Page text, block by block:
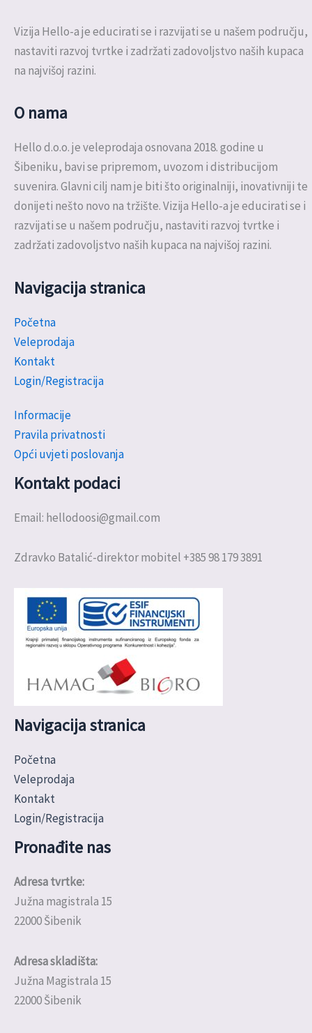
Vizija Hello-a je educirati se i razvijati se u našem području,
nastaviti razvoj tvrtke i zadržati zadovoljstvo naših kupaca
na najvišoj razini.
O nama
Hello d.o.o. je veleprodaja osnovana 2018. godine u
Šibeniku, bavi se pripremom, uvozom i distribucijom
suvenira. Glavni cilj nam je biti što originalniji, inovativniji te
donijeti nešto novo na tržište. Vizija Hello-a je educirati se i
razvijati se u našem području, nastaviti razvoj tvrtke i
zadržati zadovoljstvo naših kupaca na najvišoj razini.
Navigacija stranica
Početna
Veleprodaja
Kontakt
Login/Registracija
Informacije
Pravila privatnosti
Opći uvjeti poslovanja
Kontakt podaci
Email: hellodoosi@gmail.com
Zdravko Batalić-direktor mobitel +385 98 179 3891
Navigacija stranica
Početna
Veleprodaja
Kontakt
Login/Registracija
Pronađite nas
Adresa tvrtke:
Južna magistrala 15
22000 Šibenik
Adresa skladišta:
Južna Magistrala 15
22000 Šibenik